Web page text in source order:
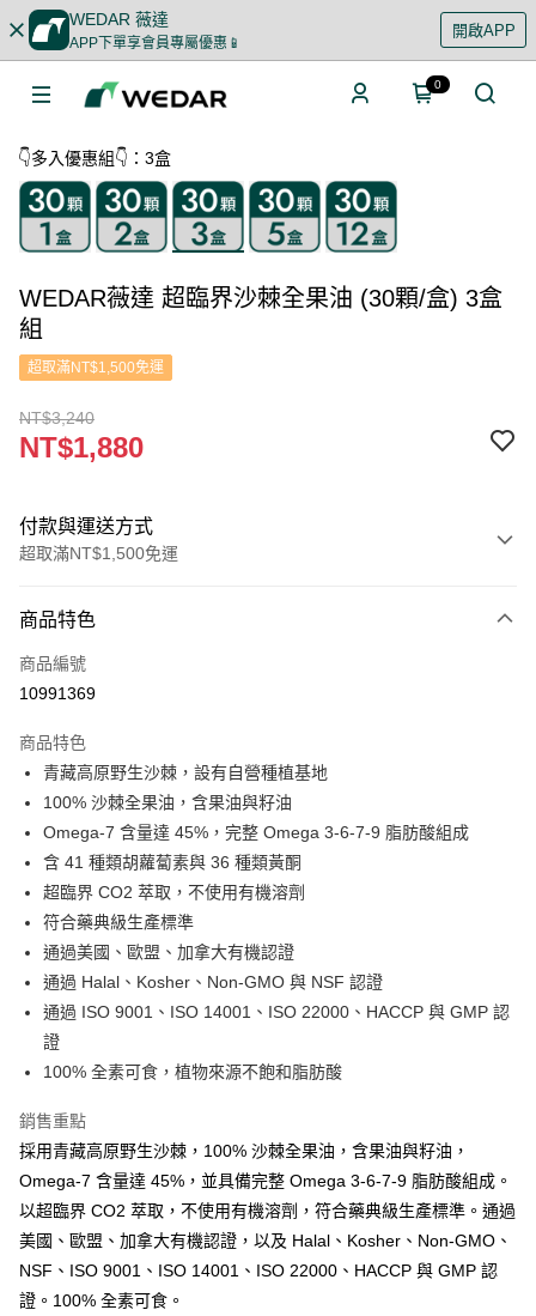
WEDAR 薇達
APP下單享會員專屬優惠📱
開啟APP
0
👇多入優惠組👇：3盒
WEDAR薇達 超臨界沙棘全果油 (30顆/盒) 3盒
組
超取滿NT$1,500免運
NT$3,240
NT$1,880
付款與運送方式
超取滿NT$1,500免運
信用卡一次付款
信用卡分期付款
合作金庫商業銀行
華南商業銀行
彰化商業銀行
上海商業儲蓄銀行
國泰世華商業銀行
兆豐國際商業銀行
臺灣中小企業銀行
台中商業銀行
匯豐（台灣）商業銀行
華泰商業銀行
聯邦商業銀行
遠東國際商業銀行
元大商業銀行
玉山商業銀行
星展（台灣）商業銀行
台新國際商業銀行
中國信託商業銀行
台灣樂天信用卡公司
6 期 0 利率 每期
華南商業銀行
彰化商業銀行
上海商業儲蓄銀行
台北富邦商業銀行
國泰世華商業銀行
兆豐國際商業銀行
臺灣中小企業銀行
台中商業銀行
匯豐（台灣）商業銀行
聯邦商業銀行
遠東國際商業銀行
元大商業銀行
永豐商業銀行
玉山商業銀行
星展（台灣）商業銀行
台新國際商業銀行
中國信託商業銀行
台灣樂天信用卡公司
12 期 0 利率 每期 NT$156
合作金庫商業銀行
第一商業銀行
上海商業儲蓄銀行
台北富邦商業銀行
國泰世華商業銀行
兆豐國際商業銀行
臺灣中小企業銀行
匯豐（台灣）商業銀行
華泰商業銀行
聯邦商業銀行
遠東國際商業銀行
元大商業銀行
玉山商業銀行
星展（台灣）商業銀行
台新國際商業銀行
台灣樂天信用卡公司
24 期 0 利率 每期 NT$78 20家銀行
合作金庫商業銀行
第一商業銀行
華南商業銀行
彰化商業銀行
兆豐國際商業銀行
台中商業銀行
匯豐（台灣）商業銀行
華泰商業銀行
聯邦商業銀行
遠東國際商業銀行
元大商業銀行
永豐商業銀行
星展（台灣）商業銀行
台新國際商業銀行
中國信託商業銀行
台灣樂天信用卡公司
超商取貨付款
LINE Pay
Apple Pay
悠遊付
全盈+PAY
大哥付你分期
相關說明
【大哥付你分期使用說明】
1.本服務由台灣大哥大提供，台灣大哥大用戶可立即使用無須另外申請。
2.付款方式選擇「大哥付你分期」，訂單成立後會自動跳轉到大哥付的交易
流程，驗證手機門號後，選擇欲分期的期數、繳款截止日，確認付款後即完
AFTEE先享後付
相關說明
【關於「AFTEE先享後付」】
商品特色
商品編號
10991369
商品特色
青藏高原野生沙棘，設有自營種植基地
100% 沙棘全果油，含果油與籽油
Omega-7 含量達 45%，完整 Omega 3-6-7-9 脂肪酸組成
含 41 種類胡蘿蔔素與 36 種類黃酮
超臨界 CO2 萃取，不使用有機溶劑
符合藥典級生產標準
通過美國、歐盟、加拿大有機認證
通過 Halal、Kosher、Non-GMO 與 NSF 認證
通過 ISO 9001、ISO 14001、ISO 22000、HACCP 與 GMP 認
證
100% 全素可食，植物來源不飽和脂肪酸
銷售重點
採用青藏高原野生沙棘，100% 沙棘全果油，含果油與籽油，
Omega-7 含量達 45%，並具備完整 Omega 3-6-7-9 脂肪酸組成。
以超臨界 CO2 萃取，不使用有機溶劑，符合藥典級生產標準。通過
美國、歐盟、加拿大有機認證，以及 Halal、Kosher、Non-GMO、
NSF、ISO 9001、ISO 14001、ISO 22000、HACCP 與 GMP 認
證。100% 全素可食。